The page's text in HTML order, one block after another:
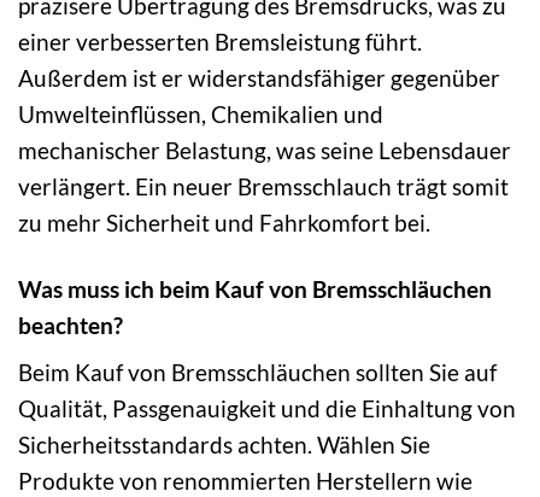
einer verbesserten Bremsleistung führt.
Außerdem ist er widerstandsfähiger gegenüber
Umwelteinflüssen, Chemikalien und
mechanischer Belastung, was seine Lebensdauer
verlängert. Ein neuer Bremsschlauch trägt somit
zu mehr Sicherheit und Fahrkomfort bei.
Was muss ich beim Kauf von Bremsschläuchen
beachten?
Beim Kauf von Bremsschläuchen sollten Sie auf
Qualität, Passgenauigkeit und die Einhaltung von
Sicherheitsstandards achten. Wählen Sie
Produkte von renommierten Herstellern wie